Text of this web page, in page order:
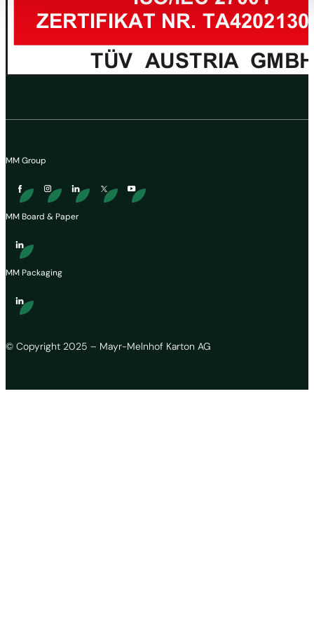
© Copyright 2025 – Mayr-Melnhof Karton AG
MM Group
MM Board & Paper
MM Packaging